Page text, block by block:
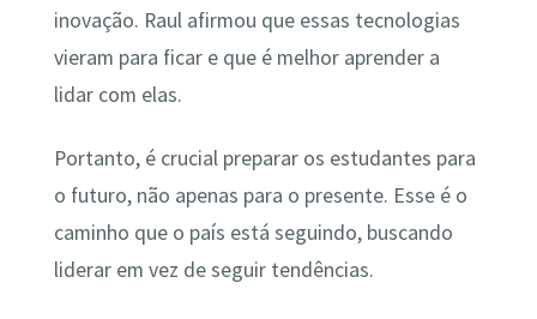
inovação. Raul afirmou que essas tecnologias
vieram para ficar e que é melhor aprender a
lidar com elas.
Portanto, é crucial preparar os estudantes para
o futuro, não apenas para o presente. Esse é o
caminho que o país está seguindo, buscando
liderar em vez de seguir tendências.